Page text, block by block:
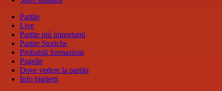
Partite
Live
Partite più importanti
Partite Storiche
Probabili formazioni
Pagelle
Dove vedere la partita
Info biglietti